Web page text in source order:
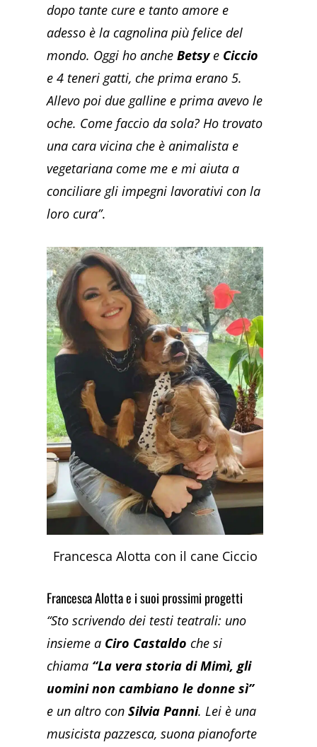
dopo tante cure e tanto amore e
adesso è la cagnolina più felice del
mondo. Oggi ho ancheBetsye Ciccio
e 4 teneri gatti, che prima erano 5.
Allevo poi due galline e prima avevo le
oche. Come faccio da sola? Ho trovato
una cara vicina che è animalista e
vegetariana come me e mi aiuta a
conciliare gli impegni lavorativi con la
loro cura”.
Francesca Alotta con il cane Ciccio
Francesca Alotta e i suoi prossimi progetti
“Sto scrivendo dei testi teatrali: uno
insieme a Ciro Castaldo che si
chiama “La vera storia di Mimì, gli
uomini non cambiano le donne sì”
e un altro conSilvia Panni. Lei è una
musicista pazzesca, suona pianoforte